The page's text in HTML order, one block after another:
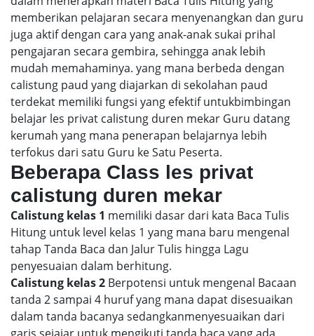
memberikan pelajaran secara menyenangkan dan guru
juga aktif dengan cara yang anak-anak sukai prihal
pengajaran secara gembira, sehingga anak lebih
mudah memahaminya. yang mana berbeda dengan
calistung paud yang diajarkan di sekolahan paud
terdekat memiliki fungsi yang efektif untukbimbingan
belajar les privat calistung duren mekar Guru datang
kerumah yang mana penerapan belajarnya lebih
terfokus dari satu Guru ke Satu Peserta.
Beberapa Class les privat
calistung duren mekar
Calistung kelas 1 memiliki dasar dari kata Baca Tulis
Hitung untuk level kelas 1 yang mana baru mengenal
tahap Tanda Baca dan Jalur Tulis hingga Lagu
penyesuaian dalam berhitung.
Calistung kelas 2 Berpotensi untuk mengenal Bacaan
tanda 2 sampai 4 huruf yang mana dapat disesuaikan
dalam tanda bacanya sedangkanmenyesuaikan dari